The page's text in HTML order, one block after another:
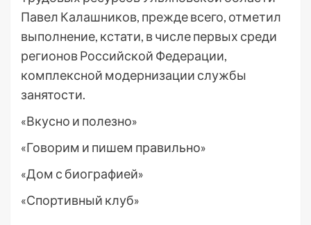
Павел Калашников, прежде всего, отметил
выполнение, кстати, в числе первых среди
регионов Российской Федерации,
комплексной модернизации службы
занятости.
«Вкусно и полезно»
«Говорим и пишем правильно»
«Дом с биографией»
«Спортивный клуб»